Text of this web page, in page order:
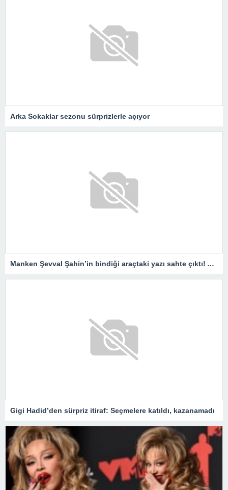
Arka Sokaklar sezonu sürprizlerle açıyor
Manken Şevval Şahin’in bindiği araçtaki yazı sahte çıktı! Adli işlem başlatıldı
Gigi Hadid’den sürpriz itiraf: Seçmelere katıldı, kazanamadı